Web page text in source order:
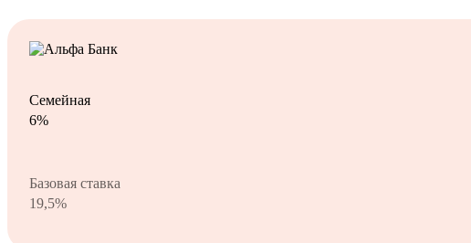
Семейная
6%
Базовая ставка
19,5%